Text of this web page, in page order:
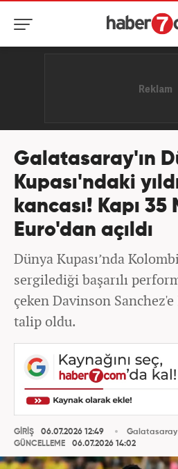
Galatasaray'ın
Kupası'ndaki
kancası! Kapı 35
Euro'dan açıldı
Dünya Kupası’nda
sergilediği başarılı
çeken Davinson
talip oldu.
GİRİŞ
06.07.2026 12:49
GÜNCELLEME
06.07.2026 14:02
Galatasaray